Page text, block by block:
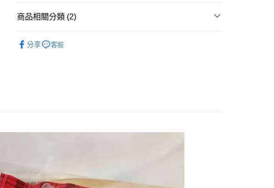
每筆NT$100，滿NT$699(含以上)免運費
每筆NT$100，滿NT$699(含以上)免運費
商品相關分類 (2)
分享 客服